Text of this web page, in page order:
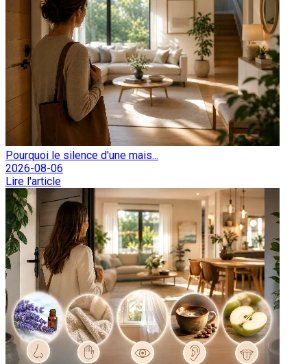
Pourquoi le silence d'une mais...
2026-08-06
Lire l'article